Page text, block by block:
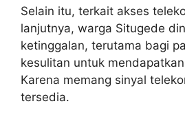
Selain itu, terkait akses
lanjutnya, warga Situgede
ketinggalan, terutama bagi
kesulitan untuk
Karena memang sinyal
tersedia.